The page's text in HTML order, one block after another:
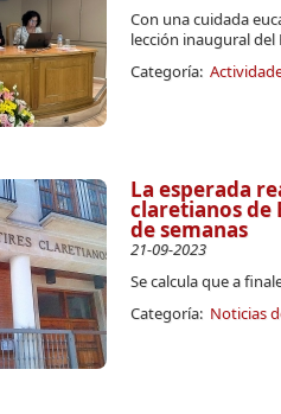
Con una cuidada
lección inaugural del
Categoría:
La esperada
claretianos de
de semanas
21-09-2023
Se calcula que a
Categoría: Noticias